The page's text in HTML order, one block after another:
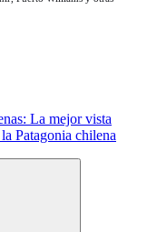
La mejor vista
Patagonia chilena